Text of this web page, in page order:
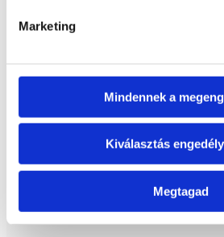
Marketing
Mindennek a
Kiválasztás
Megtagad
Kapcsolódó termékek